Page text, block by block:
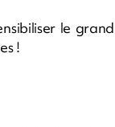
le grand
!